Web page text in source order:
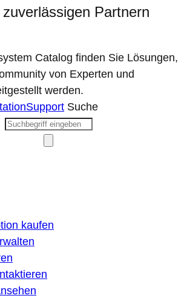
Partnern
Catalog finden Sie Lösungen,
von Experten und
werden.
Support Suche
kaufen